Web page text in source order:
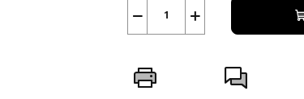
+
−